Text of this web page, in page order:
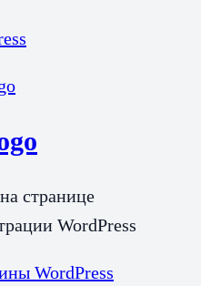
странице
WordPress
WordPress